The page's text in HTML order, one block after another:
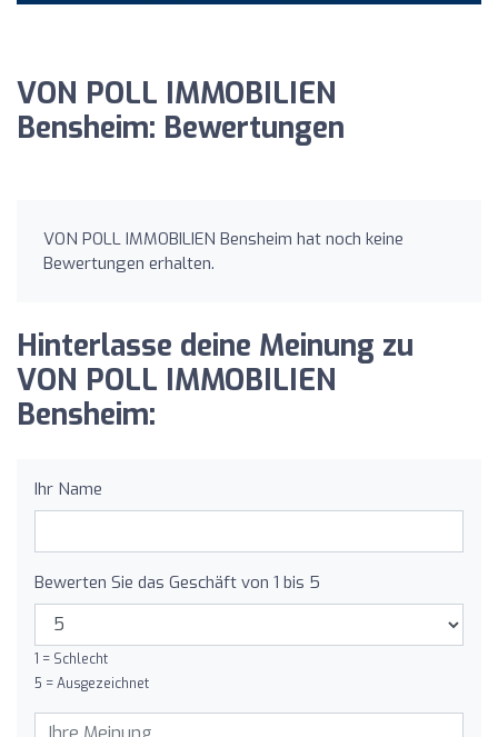
VON POLL IMMOBILIEN
Bensheim: Bewertungen
VON POLL IMMOBILIEN Bensheim hat noch keine
Bewertungen erhalten.
Hinterlasse deine Meinung zu
VON POLL IMMOBILIEN
Bensheim:
Ihr Name
Bewerten Sie das Geschäft von 1 bis 5
1 = Schlecht
5 = Ausgezeichnet